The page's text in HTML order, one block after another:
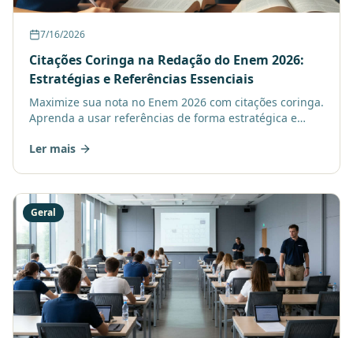
7/16/2026
Citações Coringa na Redação do Enem 2026:
Estratégias e Referências Essenciais
Maximize sua nota no Enem 2026 com citações coringa.
Aprenda a usar referências de forma estratégica e
como a
Ler mais
Geral